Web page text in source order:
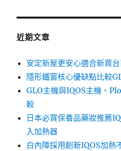
鍵
近期文章
安定新屋更安心適合新買
隱形鐵窗核心優缺點比較
GLO主機與IQOS主機、
較
日本必買保養品藥妝推薦
入加熱器
白內障採用創新IQOS加熱